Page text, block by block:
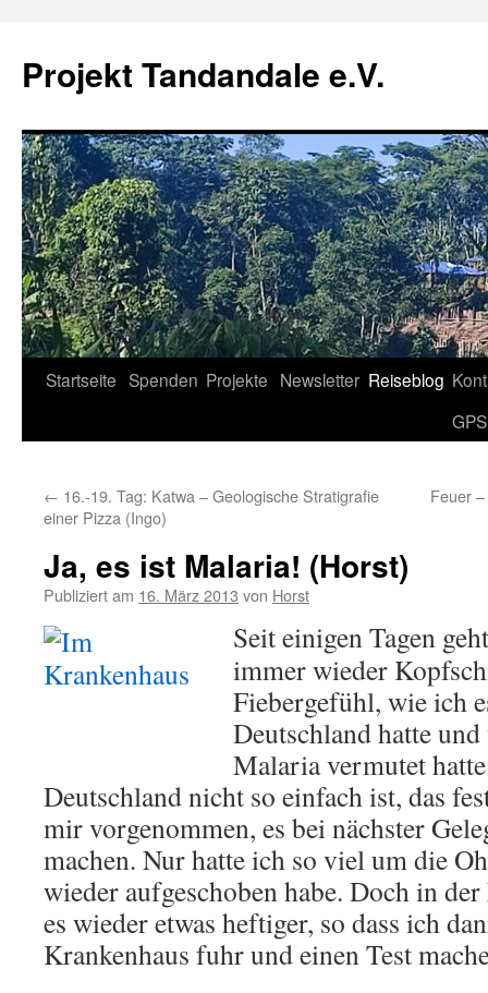
Projekt Tandandale e.V.
Zum
Startseite Spenden Projekte Newsletter Reiseblog
GPS
← 16.-19. Tag: Katwa – Geologische Stratigrafie
einer Pizza (Ingo)
Feuer
Ja, es ist Malaria! (Horst)
Publiziert am 16. März 2013 von Horst
Seit einigen Tagen
immer wieder
Fiebergefühl, wie ich
Deutschland hatte
Malaria vermutet
Deutschland nicht so einfach ist, das
mir vorgenommen, es bei nächster
machen. Nur hatte ich so viel um die
wieder aufgeschoben habe. Doch in
es wieder etwas heftiger, so dass ich
Krankenhaus fuhr und einen Test